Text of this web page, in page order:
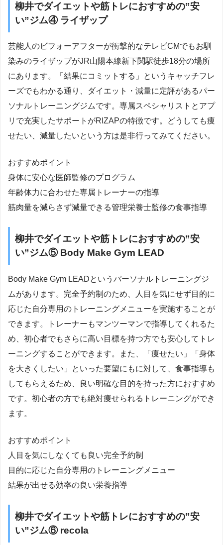
柳井でダイエットや筋トレにおすすめの”安
い”ジム④ ライザップ
芸能人のビフォーアフターが衝撃的なテレビCMでもお馴
染みのライザップがJR山陽本線新下関駅徒歩18分の場所
にあります。「結果にコミットする」というキャッチフレ
ーズでもわかる通り、ダイエット・減量に定評があるパー
ソナルトレーニングジムです。専属スペシャリストとアプ
リで充実したサポートがRIZAPの特徴です。どうしても痩
せたい、減量したいという方は是非行ってみてください。
おすすめポイント
身体に安心な医師監修のプログラム
年齢体力に合わせた専属トレーナーの指導
筋肉量を減らさず減量できる管理栄養士監修の食事指導
柳井でダイエットや筋トレにおすすめの”安
い”ジム⑤ Body Make Gym LEAD
Body Make Gym LEADというパーソナルトレーニングジ
ムがあります。完全予約制のため、人目を気にせず目的に
応じた自分専用のトレーニングメニューを実施することが
できます。トレーナーもマンツーマンで指導してくれるた
め、初心者でもさらに高い目標を持つ方でも安心してトレ
ーニングすることができます。また、「痩せたい」「身体
を大きくしたい」といった要望にもに対して、食事指導も
してもらえるため、良い明確な目的を持った方におすすめ
です。初心者の方でも絶対痩せられるトレーニングができ
ます。
おすすめポイント
人目を気にしなくても良い完全予約制
目的に応じた自分専用のトレーニングメニュー
結果が出せる効率の良い栄養指導
柳井でダイエットや筋トレにおすすめの”安
い”ジム⑥ recola